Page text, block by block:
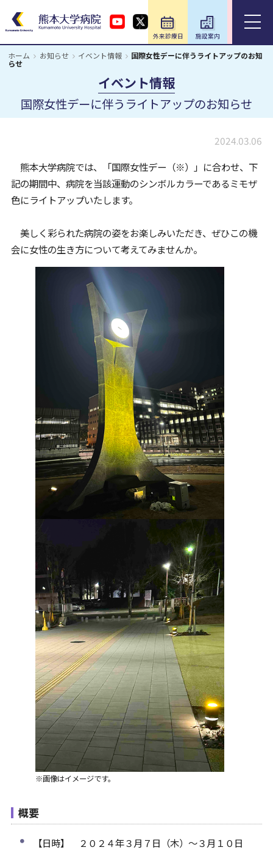
外来診療日 施設案内
ホーム お知らせ イベント情報 国際女性デーに伴うライトアップのお知
らせ
イベント情報
国際女性デーに伴うライトアップのお知らせ
2024.03.06
熊本大学病院では、「国際女性デー（※）」に合わせ、下
記の期間中、病院を当該運動のシンボルカラーであるミモザ
色にライトアップいたします。
美しく彩られた病院の姿をお楽しみいただき、ぜひこの機
会に女性の生き方について考えてみませんか。
※画像はイメージです。
概要
【日時】 ２０２４年３月７日（木）～３月１０日
外来のご案内
診療科・部門
医療関係の方
教育・研究／研修
病院について
Foreign Language